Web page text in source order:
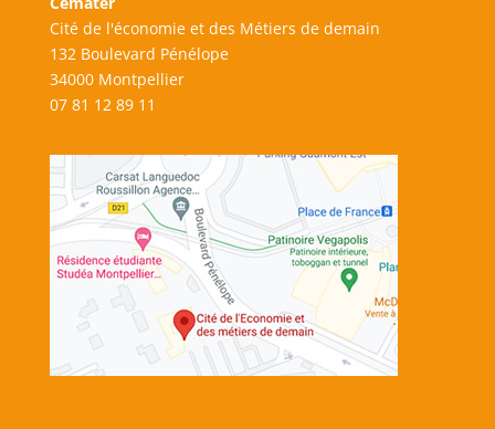
Cité de l'économie et des Métiers de demain
132 Boulevard Pénélope
34000 Montpellier
07 81 12 89 11